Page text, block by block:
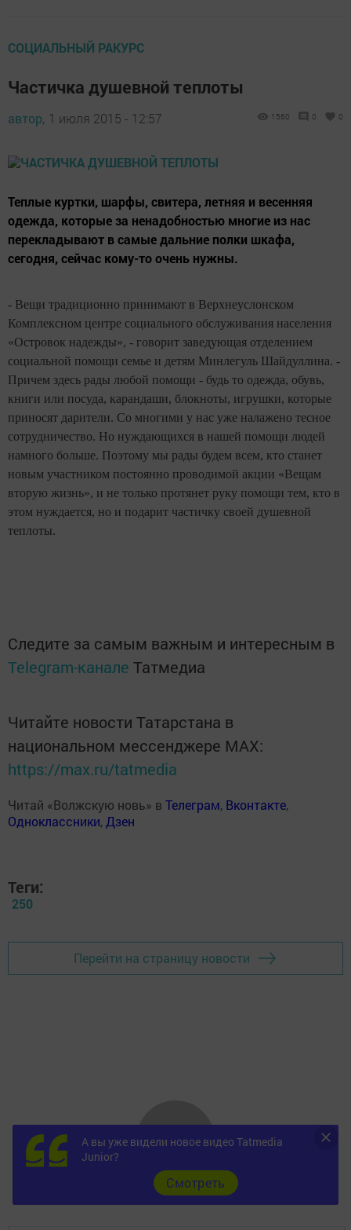
СОЦИАЛЬНЫЙ РАКУРС
Частичка душевной теплоты
автор, 1 июля 2015 - 12:57 1560 0 0
Теплые куртки, шарфы, свитера, летняя и весенняя
одежда, которые за ненадобностью многие из нас
перекладывают в самые дальние полки шкафа,
сегодня, сейчас кому-то очень нужны.
- Вещи традиционно принимают в Верхнеуслонском
Комплексном центре социального обслуживания населения
«Островок надежды», - говорит заведующая отделением
социальной помощи семье и детям Минлегуль Шайдуллина. -
Причем здесь рады любой помощи - будь то одежда, обувь,
книги или посуда, карандаши, блокноты, игрушки, которые
приносят дарители. Со многими у нас уже налажено тесное
сотрудничество. Но нуждающихся в нашей помощи людей
намного больше. Поэтому мы рады будем всем, кто станет
новым участником постоянно проводимой акции «Вещам
вторую жизнь», и не только протянет руку помощи тем, кто в
этом нуждается, но и подарит частичку своей душевной
теплоты.
Следите за самым важным и интересным в
Telegram-канале Татмедиа
Читайте новости Татарстана в
национальном мессенджере MАХ:
https://max.ru/tatmedia
Читай «Волжскую новь» в Телеграм, Вконтакте,
Одноклассники, Дзен
Теги:
250
Перейти на страницу новости
А вы уже видели новое видео Tatmedia
Junior?
Cмотреть